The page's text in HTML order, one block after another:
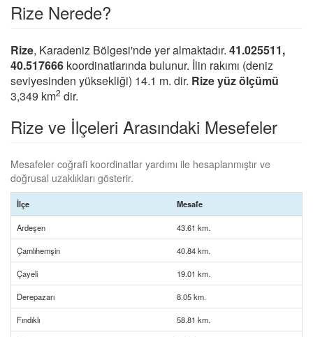
Rize Nerede?
Rize, Karadeniz Bölgesi'nde yer almaktadır. 41.025511,
40.517666 koordinatlarında bulunur. İlin rakımı (deniz
seviyesinden yüksekliği) 14.1 m. dir. Rize yüz ölçümü
3,349 km2 dir.
Rize ve İlçeleri Arasındaki Mesefeler
Mesafeler coğrafi koordinatlar yardımı ile hesaplanmıştır ve
doğrusal uzaklıkları gösterir.
İlçe Mesafe
Ardeşen 43.61 km.
Çamlıhemşin 40.84 km.
Çayeli 19.01 km.
Derepazarı 8.05 km.
Fındıklı 58.81 km.